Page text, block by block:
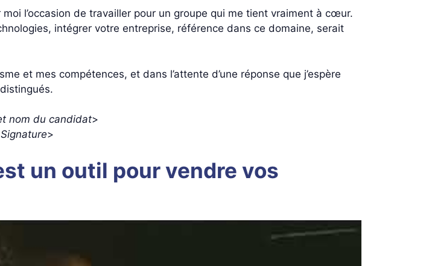
l’occasion de travailler pour un groupe qui me tient vraiment à cœur.
intégrer votre entreprise, référence dans ce domaine, serait
et mes compétences, et dans l’attente d’une réponse que j’espère
nom du candidat>
Signature>
un outil pour vendre vos